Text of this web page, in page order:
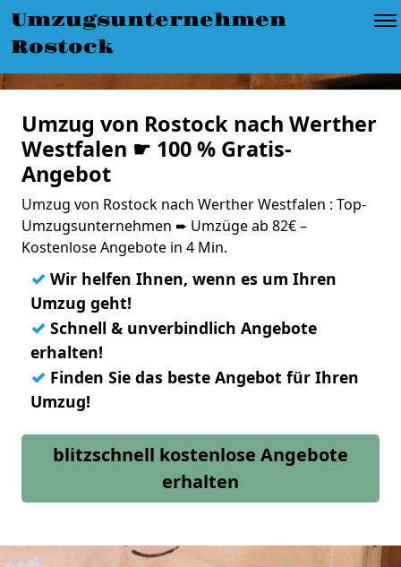
Umzugsunternehmen
Rostock
Umzug von Rostock nach Werther
Westfalen ☛ 100 % Gratis-
Angebot
Umzug von Rostock nach Werther Westfalen : Top-
Umzugsunternehmen ➨ Umzüge ab 82€ –
Kostenlose Angebote in 4 Min.
✓ Wir helfen Ihnen, wenn es um Ihren
Umzug geht!
✓ Schnell & unverbindlich Angebote
erhalten!
✓ Finden Sie das beste Angebot für Ihren
Umzug!
blitzschnell kostenlose Angebote
erhalten